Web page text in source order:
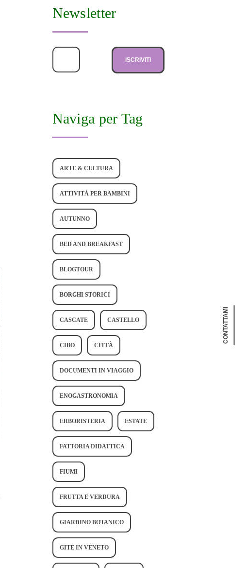
Newsletter
Naviga per Tag
ARTE & CULTURA
ATTIVITÀ PER BAMBINI
AUTUNNO
BED AND BREAKFAST
BLOGTOUR
BORGHI STORICI
CASCATE CASTELLO
CIBO CITTÀ
DOCUMENTI IN VIAGGIO
ENOGASTRONOMIA
ERBORISTERIA ESTATE
FATTORIA DIDATTICA
FIUMI
FRUTTA E VERDURA
GIARDINO BOTANICO
GITE IN VENETO
CONTATTAMI